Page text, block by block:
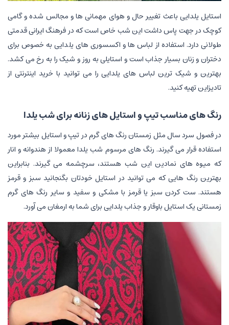
استایل یلدایی باعث تغییر حال و هوای مهمانی ها و مجالس شده و گامی
کوچک در جهت پاس داشت این شب خاص است که در فرهنگ ایرانی قدمتی
طولانی دارد. استفاده از لباس ها و اکسسوری های یلدایی به خصوص برای
دختران و زنان بسیار جذاب است و استایلی به روز و شیک را به رخ می کشد.
بهترین و شیک ترین لباس های یلدایی را می توانید با خرید اینترنتی از
تادیزاین تهیه کنید.
رنگ های مناسب تیپ و استایل های زنانه برای شب یلدا
در فصول سرد سال مثل زمستان رنگ های گرم در تیپ و استایل بیشتر مورد
استفاده قرار می گیرند. رنگ های مرسوم شب یلدا معمولا از هندوانه و انار
که میوه های نمادین این شب هستند، سرچشمه می گیرند. بنابراین
بهترین رنگ هایی که می توانید در استایل خودتان بگنجانید سبز و قرمز
هستند. ست کردن سبز یا قرمز با مشکی و سفید و سایر رنگ های گرم
زمستانی یک استایل باوقار و جذاب یلدایی برای شما به ارمغان می آورد.